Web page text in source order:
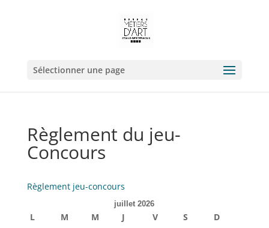
Sélectionner une page
Règlement du jeu-
Concours
Règlement jeu-concours
juillet 2026
L M M J V S
D